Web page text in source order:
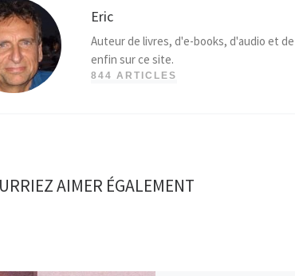
Eric
Auteur de livres, d'e-books, d'audio et
enfin sur ce site.
844 ARTICLES
AIMER ÉGALEMENT